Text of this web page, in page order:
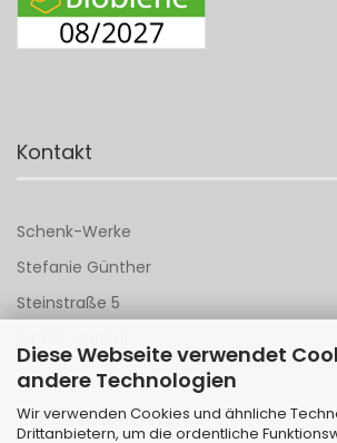
Diese Webseite verwendet
andere Technologien
Wir verwenden Cookies und ähnliche
Drittanbietern, um die ordentliche
Kontakt
Schenk-Werke
Stefanie Günther
Steinstraße 5
Tel 06151 - 148 142
Mail anSchenk-Werke